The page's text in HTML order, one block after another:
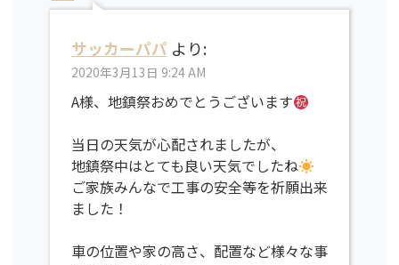
サッカーパパ より:
2020年3月13日 9:24 AM
A様、地鎮祭おめでとうございます
当日の天気が心配されましたが、
地鎮祭中はとても良い天気でしたね
ご家族みんなで工事の安全等を祈願出来
ました！
車の位置や家の高さ、配置など様々な事